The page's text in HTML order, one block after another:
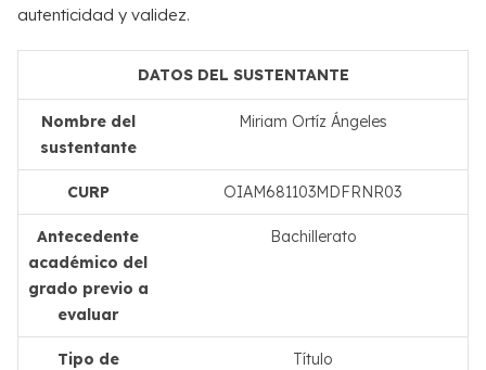
autenticidad y validez.
DATOS DEL SUSTENTANTE
Nombre del
sustentante
Miriam Ortíz Ángeles
CURP OIAM681103MDFRNR03
Antecedente
académico del
grado previo a
evaluar
Bachillerato
Tipo de
Título